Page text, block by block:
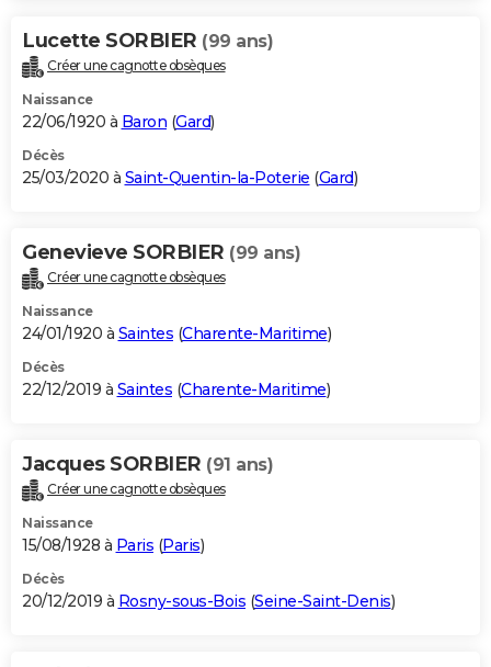
Lucette SORBIER (99 ans)
Créer une cagnotte obsèques
Naissance
22/06/1920 à Baron (Gard)
Décès
25/03/2020 à Saint-Quentin-la-Poterie (Gard)
Genevieve SORBIER (99 ans)
Créer une cagnotte obsèques
Naissance
24/01/1920 à Saintes (Charente-Maritime)
Décès
22/12/2019 à Saintes (Charente-Maritime)
Jacques SORBIER (91 ans)
Créer une cagnotte obsèques
Naissance
15/08/1928 à Paris (Paris)
Décès
20/12/2019 à Rosny-sous-Bois (Seine-Saint-Denis)